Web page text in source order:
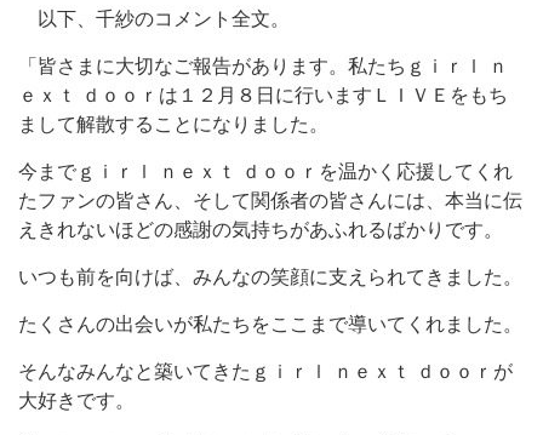
以下、千紗のコメント全文。
「皆さまに大切なご報告があります。私たちｇｉｒｌ ｎ
ｅｘｔ ｄｏｏｒは１２月８日に行いますＬＩＶＥをもち
まして解散することになりました。
今までｇｉｒｌ ｎｅｘｔ ｄｏｏｒを温かく応援してくれ
たファンの皆さん、そして関係者の皆さんには、本当に伝
えきれないほどの感謝の気持ちがあふれるばかりです。
いつも前を向けば、みんなの笑顔に支えられてきました。
たくさんの出会いが私たちをここまで導いてくれました。
そんなみんなと築いてきたｇｉｒｌ ｎｅｘｔ ｄｏｏｒが
大好きです。